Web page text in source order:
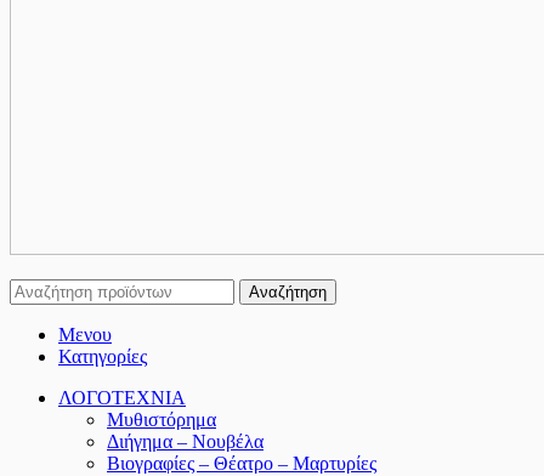
Αναζήτηση
Μενου
Κατηγορίες
ΛΟΓΟΤΕΧΝΙΑ
Μυθιστόρημα
Διήγημα – Νουβέλα
Βιογραφίες – Θέατρο – Μαρτυρίες